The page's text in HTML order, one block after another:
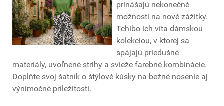
prinášajú nekonečné
možnosti na nové zážitky.
Tchibo ich víta dámskou
kolekciou, v ktorej sa
spájajú priedušné
materiály, uvoľnené strihy a svieže farebné kombinácie.
Doplňte svoj šatník o štýlové kúsky na bežné nosenie aj
výnimočné príležitosti.